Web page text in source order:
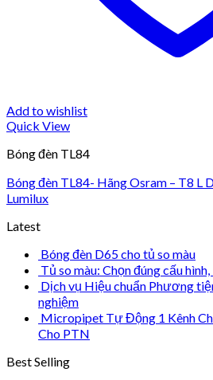
Add to wishlist
Quick View
Bóng đèn TL84
Bóng đèn TL84- Hãng Osram – T8 L
Lumilux
Latest
Bóng đèn D65 cho tủ so màu
Tủ so màu: Chọn đúng cấu
Dịch vụ Hiệu chuẩn Phương
nghiệm
Micropipet Tự Động 1 Kênh
Cho PTN
Best Selling